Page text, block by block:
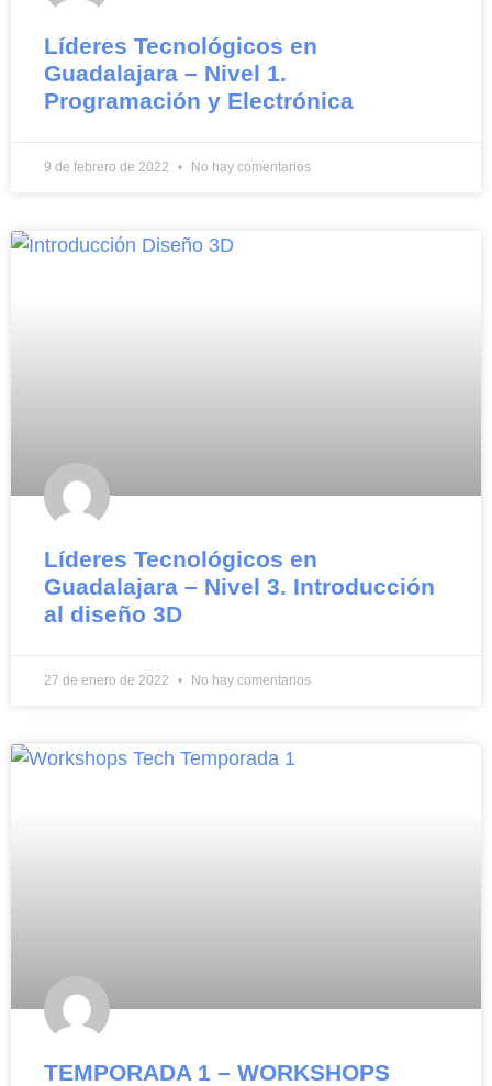
Líderes Tecnológicos en
Guadalajara – Nivel 1.
Programación y Electrónica
9 de febrero de 2022 No hay comentarios
Líderes Tecnológicos en
Guadalajara – Nivel 3. Introducción
al diseño 3D
27 de enero de 2022 No hay comentarios
TEMPORADA 1 – WORKSHOPS